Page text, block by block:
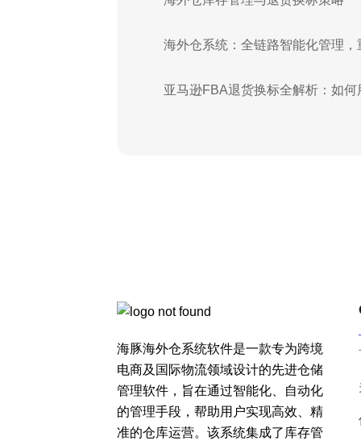
海外仓系统：全链路智能化管理
亚马逊FBA退货换标全解析：如
海豚海外仓系统软件是一款专为跨境
电商及国际物流领域设计的先进仓储
管理软件，旨在通过智能化、自动化
的管理手段，帮助用户实现高效、精
准的仓库运营。该系统集成了库存管